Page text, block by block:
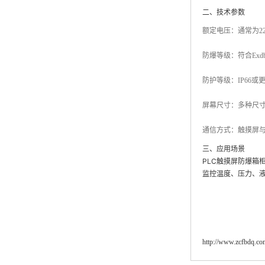
二、技术参数
额定电压：通常为
防爆等级 ：符合
防护等级 ：IP66或
屏幕尺寸：多种尺
通信方式：触摸屏
三、应用场景
PLC触摸屏防爆箱
监控温度、压力、
http://